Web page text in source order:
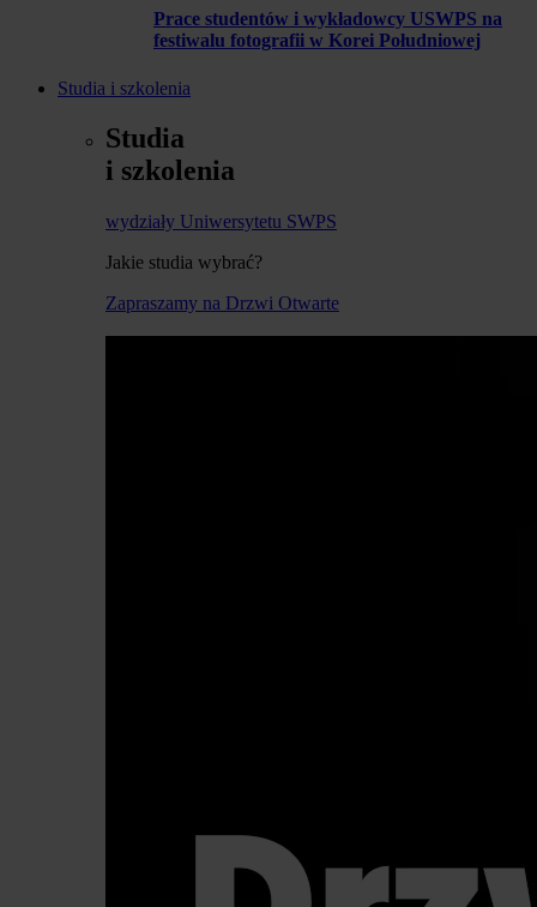
Prace studentów i wykładowcy USWPS na
festiwalu fotografii w Korei Południowej
Studia i szkolenia
Studia
i szkolenia
wydziały Uniwersytetu SWPS
Jakie studia wybrać?
Zapraszamy na Drzwi Otwarte